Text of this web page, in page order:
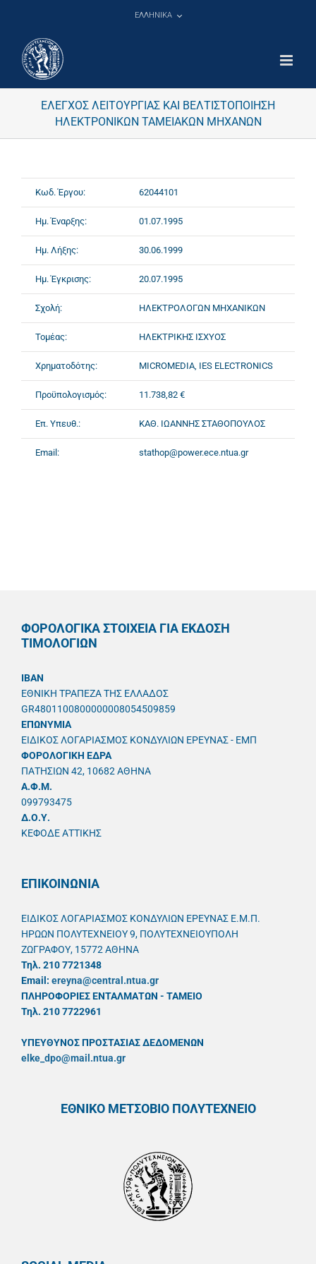
ΕΛΛΗΝΙΚΑ
ΕΛΕΓΧΟΣ ΛΕΙΤΟΥΡΓΙΑΣ ΚΑΙ ΒΕΛΤΙΣΤΟΠΟΙΗΣΗ
ΗΛΕΚΤΡΟΝΙΚΩΝ ΤΑΜΕΙΑΚΩΝ ΜΗΧΑΝΩΝ
Κωδ. Έργου: 62044101
Ημ. Έναρξης: 01.07.1995
Ημ. Λήξης: 30.06.1999
Ημ. Έγκρισης: 20.07.1995
Σχολή: ΗΛΕΚΤΡΟΛΟΓΩΝ ΜΗΧΑΝΙΚΩΝ
Τομέας: ΗΛΕΚΤΡΙΚΗΣ ΙΣΧΥΟΣ
Χρηματοδότης: MICROMEDIA, IES ELECTRONICS
Προϋπολογισμός: 11.738,82 €
Επ. Υπευθ.: ΚΑΘ. ΙΩΑΝΝΗΣ ΣΤΑΘΟΠΟΥΛΟΣ
Email: stathop@power.ece.ntua.gr
ΦΟΡΟΛΟΓΙΚΑ ΣΤΟΙΧΕΙΑ ΓΙΑ ΕΚΔΟΣΗ
ΤΙΜΟΛΟΓΙΩΝ
IBAN
ΕΘΝΙΚΗ ΤΡΑΠΕΖΑ ΤΗΣ ΕΛΛΑΔΟΣ
GR4801100800000008054509859
ΕΠΩΝΥΜΙΑ
ΕΙΔΙΚΟΣ ΛΟΓΑΡΙΑΣΜΟΣ ΚΟΝΔΥΛΙΩΝ ΕΡΕΥΝΑΣ - ΕΜΠ
ΦΟΡΟΛΟΓΙΚΗ ΕΔΡΑ
ΠΑΤΗΣΙΩΝ 42, 10682 ΑΘΗΝΑ
A.Φ.Μ.
099793475
Δ.Ο.Υ.
ΚΕΦΟΔΕ ΑΤΤΙΚΗΣ
ΕΠΙΚΟΙΝΩΝΙΑ
ΕΙΔΙΚΟΣ ΛΟΓΑΡΙΑΣΜΟΣ ΚΟΝΔΥΛΙΩΝ ΕΡΕΥΝΑΣ Ε.Μ.Π.
ΗΡΩΩΝ ΠΟΛΥΤΕΧΝΕΙΟΥ 9, ΠΟΛΥΤΕΧΝΕΙΟΥΠΟΛΗ
ΖΩΓΡΑΦΟΥ, 15772 ΑΘΗΝΑ
Τηλ. 210 7721348
Email: ereyna@central.ntua.gr
ΠΛΗΡΟΦΟΡΙΕΣ ΕΝΤΑΛΜΑΤΩΝ - ΤΑΜΕΙΟ
Τηλ. 210 7722961
ΥΠΕΥΘYΝΟΣ ΠΡΟΣΤΑΣΙΑΣ ΔΕΔΟΜΕΝΩΝ
elke_dpo@mail.ntua.gr
ΕΘΝΙΚΟ ΜΕΤΣΟΒΙΟ ΠΟΛΥΤΕΧΝΕΙΟ